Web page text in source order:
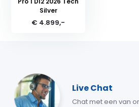
Silver
€ 4.899,-
Live Chat
Chat met een van